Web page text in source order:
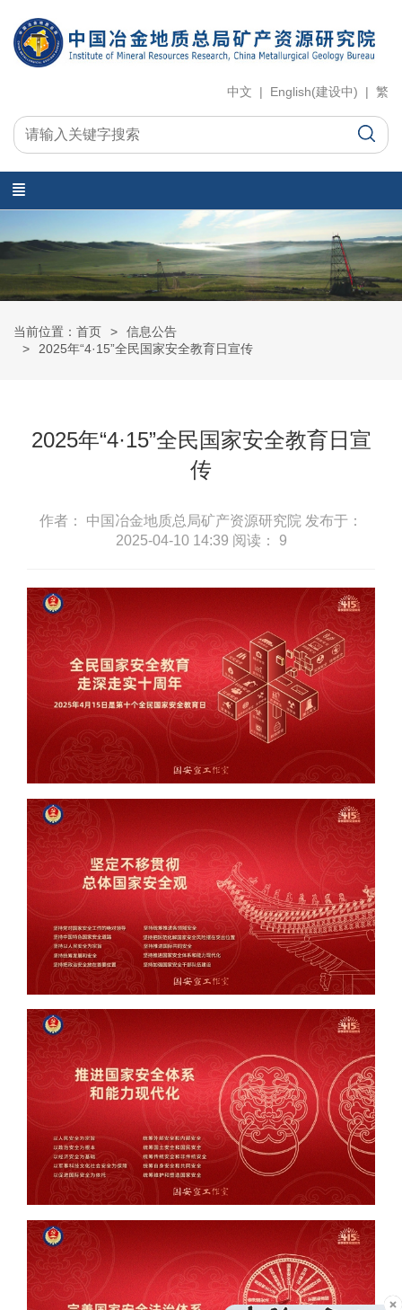
中文 | English(建设中) | 繁
当前位置：首页
信息公告
2025年“4·15”全民国家安全教育日宣传
2025年“4·15”全民国家安全教育日宣
传
作者： 中国冶金地质总局矿产资源研究院 发布于：
2025-04-10 14:39 阅读： 9